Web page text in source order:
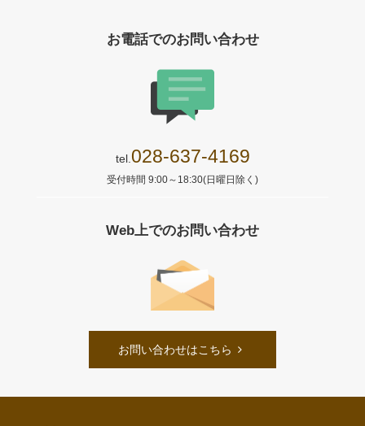
お電話でのお問い合わせ
tel. 028-637-4169
受付時間 9:00～18:30(日曜日除く)
Web上でのお問い合わせ
お問い合わせはこちら